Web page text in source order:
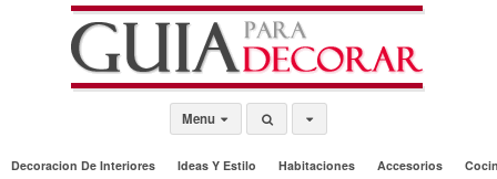
Menu
Decoracion De Interiores Ideas Y Estilo Habitaciones Accesorios